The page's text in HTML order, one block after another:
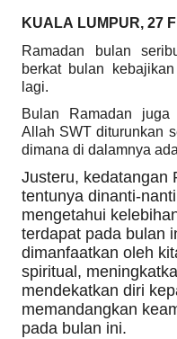
KUALA LUMPUR, 27
Ramadan bulan
berkat bulan
lagi.
Bulan Ramadan juga
Allah SWT diturunkan
dimana di dalamnya ada
Justeru, kedatangan
tentunya dinanti-
mengetahui
terdapat pada bulan
dimanfaatkan oleh
spiritual,
mendekatkan diri
memandangkan
pada bulan ini.